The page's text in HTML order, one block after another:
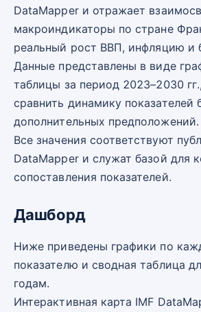
DataMapper и отражает
макроиндикаторы по стране
реальный рост ВВП, инфляцию и
Данные представлены в виде
таблицы за период 2023–2030
сравнить динамику показателей
дополнительных предположений.
Все значения соответствуют
DataMapper и служат базой для
сопоставления показателей.
Дашборд
Ниже приведены графики по
показателю и сводная таблица
годам.
Интерактивная карта IMF